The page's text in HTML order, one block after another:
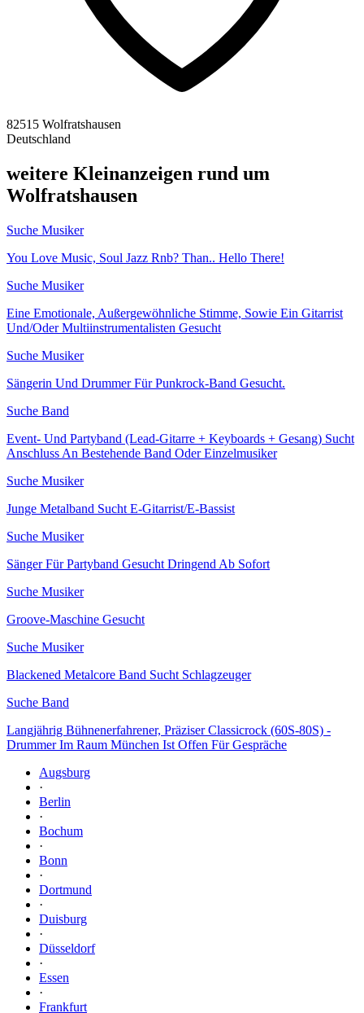
82515 Wolfratshausen
Deutschland
weitere Kleinanzeigen rund um
Wolfratshausen
Suche Musiker
You Love Music, Soul Jazz Rnb? Than.. Hello There!
Suche Musiker
Eine Emotionale, Außergewöhnliche Stimme, Sowie Ein Gitarrist
Und/Oder Multiinstrumentalisten Gesucht
Suche Musiker
Sängerin Und Drummer Für Punkrock-Band Gesucht.
Suche Band
Event- Und Partyband (Lead-Gitarre + Keyboards + Gesang) Sucht
Anschluss An Bestehende Band Oder Einzelmusiker
Suche Musiker
Junge Metalband Sucht E-Gitarrist/E-Bassist
Suche Musiker
Sänger Für Partyband Gesucht Dringend Ab Sofort
Suche Musiker
Groove-Maschine Gesucht
Suche Musiker
Blackened Metalcore Band Sucht Schlagzeuger
Suche Band
Langjährig Bühnenerfahrener, Präziser Classicrock (60S-80S) -
Drummer Im Raum München Ist Offen Für Gespräche
Augsburg
·
Berlin
·
Bochum
·
Bonn
·
Dortmund
·
Duisburg
·
Düsseldorf
·
Essen
·
Frankfurt